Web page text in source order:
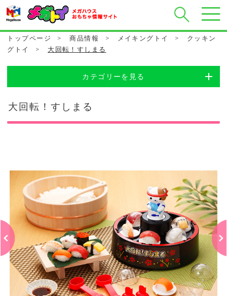
トップページ > 商品情報 > メイキングトイ >
クッキン
グトイ
> 大回転！すしまる
カテゴリーを見る
大回転！すしまる